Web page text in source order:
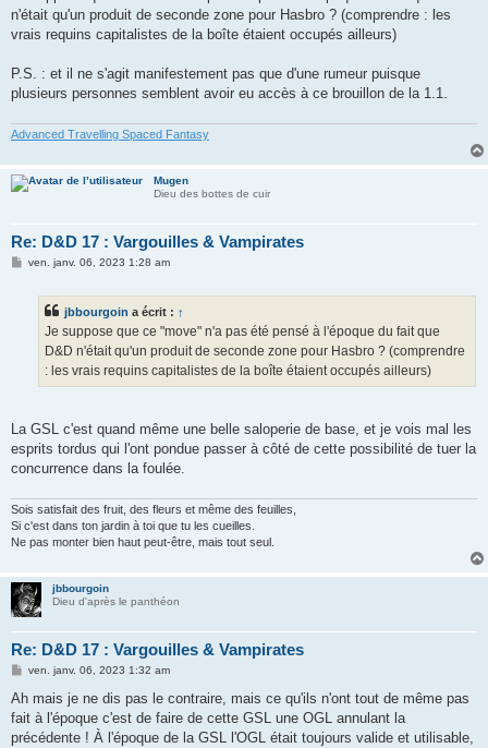
n'était qu'un produit de seconde zone pour Hasbro ? (comprendre : les
vrais requins capitalistes de la boîte étaient occupés ailleurs)
P.S. : et il ne s'agit manifestement pas que d'une rumeur puisque
plusieurs personnes semblent avoir eu accès à ce brouillon de la 1.1.
Advanced Travelling Spaced Fantasy
Mugen
Dieu des bottes de cuir
Re: D&D 17 : Vargouilles & Vampirates
Mven. janv. 06, 2023 1:28 am
jbbourgoin a écrit : ↑
Je suppose que ce "move" n'a pas été pensé à l'époque du fait que
D&D n'était qu'un produit de seconde zone pour Hasbro ? (comprendre
: les vrais requins capitalistes de la boîte étaient occupés ailleurs)
La GSL c'est quand même une belle saloperie de base, et je vois mal les
esprits tordus qui l'ont pondue passer à côté de cette possibilité de tuer la
concurrence dans la foulée.
Sois satisfait des fruit, des fleurs et même des feuilles,
Si c'est dans ton jardin à toi que tu les cueilles.
Ne pas monter bien haut peut-être, mais tout seul.
jbbourgoin
Dieu d'après le panthéon
Re: D&D 17 : Vargouilles & Vampirates
M
s
a
g
ven. janv. 06, 2023 1:32 am
Ah mais je ne dis pas le contraire, mais ce qu'ils n'ont tout de même pas
fait à l'époque c'est de faire de cette GSL une OGL annulant la
précédente ! À l'époque de la GSL l'OGL était toujours valide et utilisable,